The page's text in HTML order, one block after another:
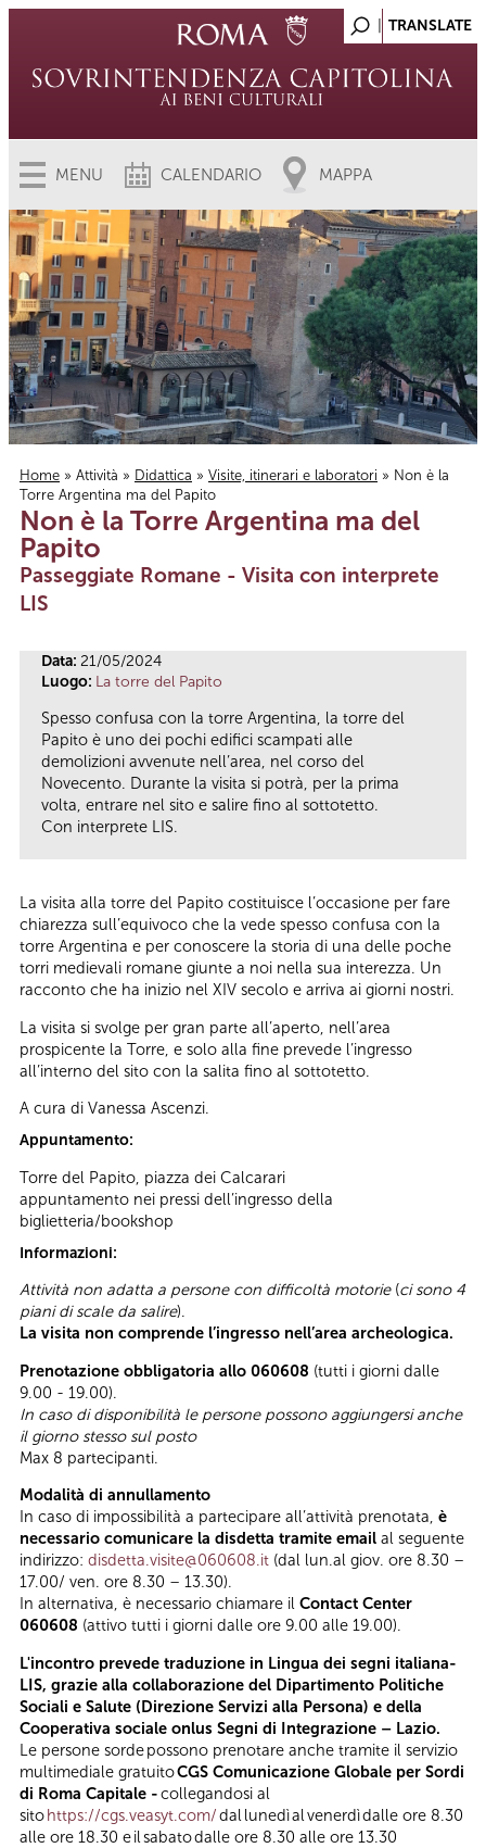
MENU CALENDARIO MAPPA
Tu sei qui
Home » Attività » Didattica » Visite, itinerari e laboratori » Non è la
Torre Argentina ma del Papito
Non è la Torre Argentina ma del
Papito
Passeggiate Romane - Visita con interprete
LIS
Data: 21/05/2024
Luogo: La torre del Papito
Spesso confusa con la torre Argentina, la torre del
Papito è uno dei pochi edifici scampati alle
demolizioni avvenute nell’area, nel corso del
Novecento. Durante la visita si potrà, per la prima
volta, entrare nel sito e salire fino al sottotetto.
Con interprete LIS.
La visita alla torre del Papito costituisce l’occasione per fare
chiarezza sull’equivoco che la vede spesso confusa con la
torre Argentina e per conoscere la storia di una delle poche
torri medievali romane giunte a noi nella sua interezza. Un
racconto che ha inizio nel XIV secolo e arriva ai giorni nostri.
La visita si svolge per gran parte all’aperto, nell’area
prospicente la Torre, e solo alla fine prevede l’ingresso
all’interno del sito con la salita fino al sottotetto.
A cura di Vanessa Ascenzi.
Appuntamento:
Torre del Papito, piazza dei Calcarari
appuntamento nei pressi dell’ingresso della
biglietteria/bookshop
Informazioni:
Attività non adatta a persone con difficoltà motorie(ci sono 4
piani di scale da salire).
La visita non comprende l’ingresso nell’area archeologica.
Prenotazione obbligatoria allo 060608 (tutti i giorni dalle
9.00 - 19.00).
In caso di disponibilità le persone possono aggiungersi anche
il giorno stesso sul posto
Max 8 partecipanti.
Modalità di annullamento
In caso di impossibilità a partecipare all’attività prenotata, è
necessario comunicare la disdetta tramite email al seguente
indirizzo: disdetta.visite@060608.it (dal lun.al giov. ore 8.30 –
17.00/ ven. ore 8.30 – 13.30).
In alternativa, è necessario chiamare il Contact Center
060608 (attivo tutti i giorni dalle ore 9.00 alle 19.00).
L'incontro prevede traduzione in Lingua dei segni italiana-
LIS, grazie alla collaborazione del Dipartimento Politiche
Sociali e Salute (Direzione Servizi alla Persona) e della
Cooperativa sociale onlus Segni di Integrazione – Lazio.
Le persone sorde possono prenotare anche tramite il servizio
multimediale gratuitoCGS Comunicazione Globale per Sordi
di Roma Capitale -collegandosi al
sitohttps://cgs.veasyt.com/dal lunedì al venerdì dalle ore 8.30
alle ore 18.30 e il sabato dalle ore 8.30 alle ore 13.30